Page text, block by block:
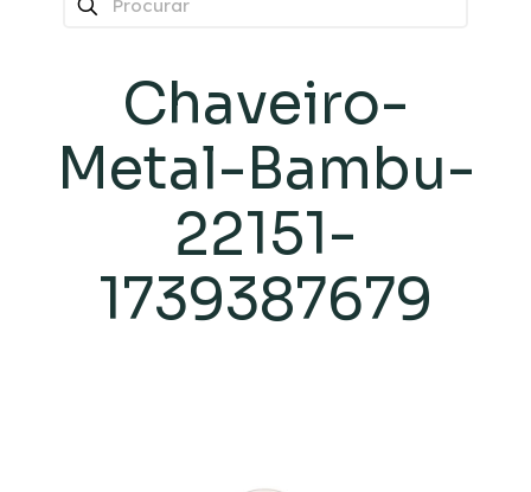
Chaveiro-
Metal-Bambu-
22151-
1739387679